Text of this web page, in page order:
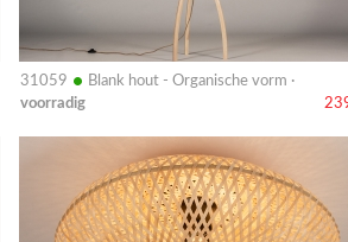
31059 • Blank hout - Organische vorm ·
voorradig
Bekijk